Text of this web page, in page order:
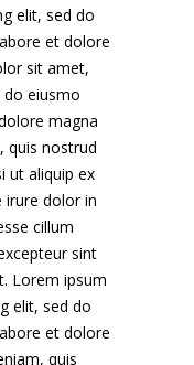
elit, sed do
et dolore
sit amet,
do eiusmo
magna
quis nostrud
ut aliquip ex
irure dolor in
cillum
sint
Lorem ipsum
elit, sed do
et dolore
quis